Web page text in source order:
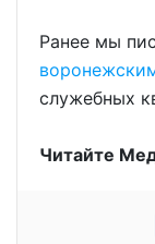
Ранее мы
служебных
Читайте